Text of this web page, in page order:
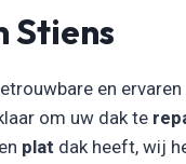
Stiens
en
om uw dak te
plat dak heeft, wij